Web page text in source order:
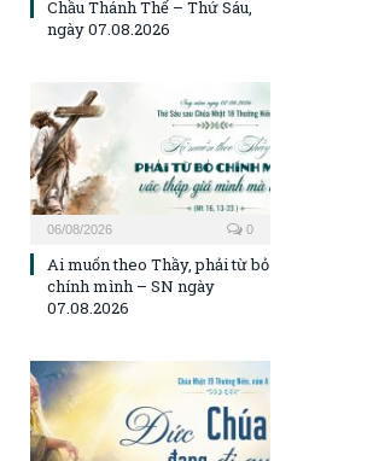
Chầu Thánh Thể – Thứ Sáu,
ngày 07.08.2026
06/08/2026 0
Ai muốn theo Thầy, phải từ bỏ
chính mình – SN ngày
07.08.2026